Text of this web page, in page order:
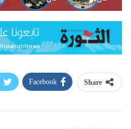
Share
Facebook